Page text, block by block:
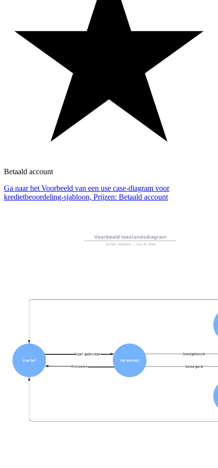
Betaald account
Ga naar het Voorbeeld van een use case-diagram voor
kredietbeoordeling-sjabloon, Prijzen: Betaald account